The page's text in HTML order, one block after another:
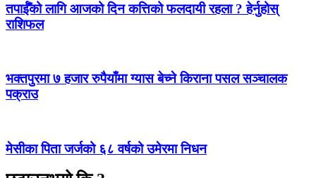
तपाईँको लागि आजको दिन कत्तिको फलदायी रहला ? हेर्नुहोस्
राशिफल
भक्तपुरमा ७ हजार रुपैयाँमा ग्यास बेच्ने किराना पसल सञ्चालक
पक्राउ
मेसीका पिता जर्जको ६८ वर्षको उमेरमा निधन